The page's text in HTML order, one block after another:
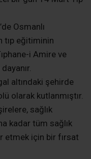
Osmanlı
tıp eğitiminin
i Amire ve
altındaki şehirde
olarak kutlanmıştır.
sağlık
kadar tüm sağlık
etmek için bir fırsat